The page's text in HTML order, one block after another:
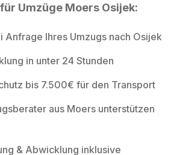
Umzüge Moers Osijek:
Anfrage Ihres Umzugs nach Osijek
in unter 24 Stunden
bis 7.500€ für den Transport
aus Moers unterstützen
& Abwicklung inklusive